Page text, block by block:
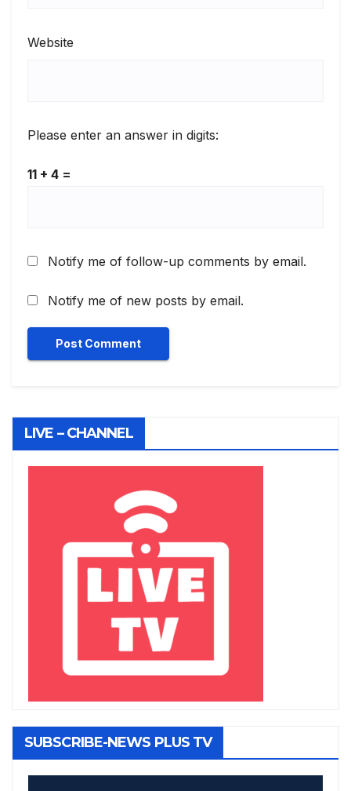
Website
Please enter an answer in digits:
11 + 4 =
Notify me of follow-up comments by email.
Notify me of new posts by email.
LIVE – CHANNEL
SUBSCRIBE-NEWS PLUS TV